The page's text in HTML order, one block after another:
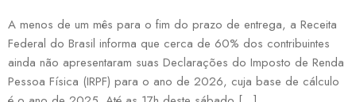
A menos de um mês para o fim do prazo de entrega, a Receita
Federal do Brasil informa que cerca de 60% dos contribuintes
ainda não apresentaram suas Declarações do Imposto de Renda
Pessoa Física (IRPF) para o ano de 2026, cuja base de cálculo